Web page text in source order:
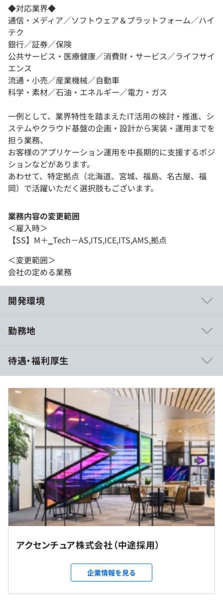
◆対応業界◆
通信・メディア／ソフトウェア＆プラットフォーム／ハイ
テク
銀行／証券／保険
公共サービス・医療健康／消費財・サービス／ライフサイ
エンス
流通・小売／産業機械／自動車
科学・素材／石油・エネルギー／電力・ガス
一例として、業界特性を踏まえたIT活用の検討・推進、シ
ステムやクラウド基盤の企画・設計から実装・運用までを
担う業務、
お客様のアプリケーション運用を中長期的に支援するポジ
ションなどがあります。
あわせて、特定拠点（北海道、宮城、福島、名古屋、福
岡）で活躍いただく選択肢もございます。
業務内容の変更範囲
＜雇入時＞
【SS】M＋‗Tech－AS,ITS,ICE,ITS,AMS,拠点
＜変更範囲＞
会社の定める業務
開発環境
勤務地
北海道/宮城県/福島県/群馬県/東京都/愛知県/大阪府/福岡
待遇・福利厚生
※記載の給与Rangeは手当を含まない基本給の記載となり
ます。
♦支給例：基本給＋賞与（年1回）＋諸手当
♦諸手当：職位により支給対象が決定いたします。
給与改定年1回
（※ 想定年収は年収提示額を保証するものではありません）
フレックスタイム制度 （コアタイムなし）
1日の標準勤務時間 8時間00分
アクセンチュア株式会社（中途採用）
企業情報を見る